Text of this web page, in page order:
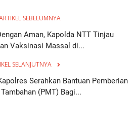
SEBELUMNYA
Aman, Kapolda NTT Tinjau
Vaksinasi Massal di...
SELANJUTNYA
Serahkan Bantuan Pemberian
(PMT) Bagi...